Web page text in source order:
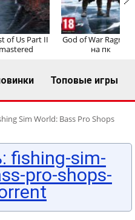
of Us Part II
God of War
на пк
Топовые игры
Sim World: Bass Pro Shops
fishing-sim-
pro-shops-